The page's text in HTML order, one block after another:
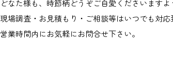
どなた様も、時節柄どうぞご自愛くださいますよ
現場調査・お見積もり・ご相談等はいつでも対応
営業時間内にお気軽にお問合せ下さい。